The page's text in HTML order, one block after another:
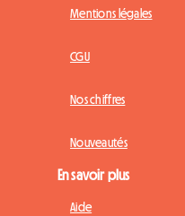
Mentions légales
CGU
Nos chiffres
Nouveautés
En savoir plus
Aide